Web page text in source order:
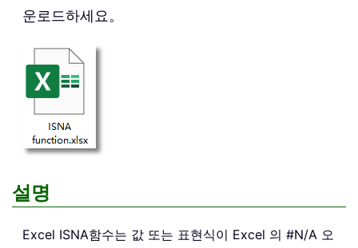
운로드하세요。
설명
Excel ISNA함수는 값 또는 표현식이 Excel 의 #N/A 오